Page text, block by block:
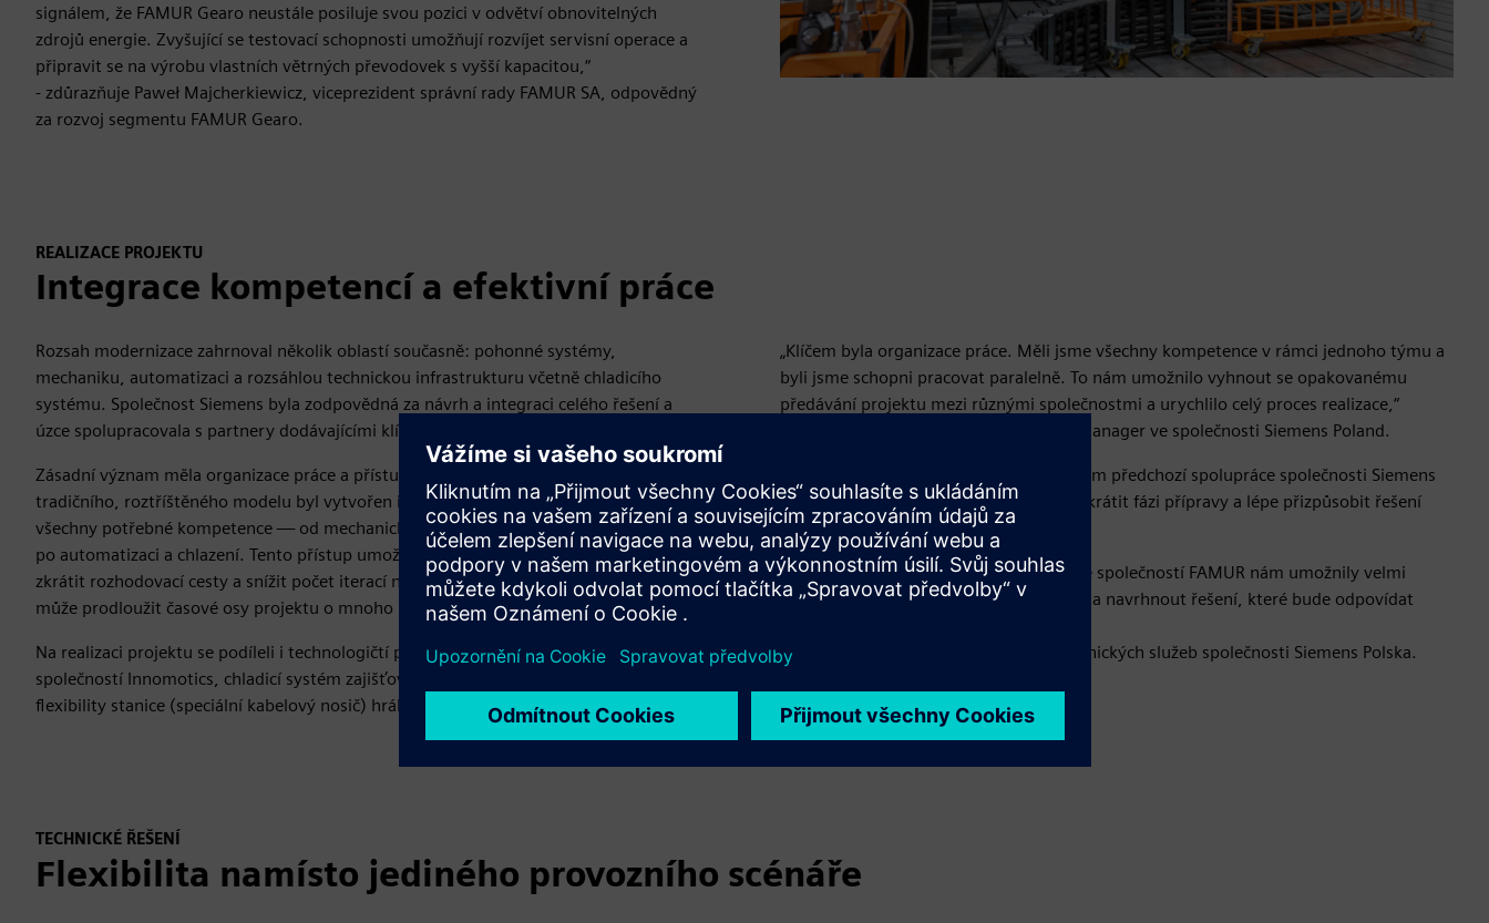
signálem, že FAMUR Gearo neustále posiluje svou pozici v odvětví obnovitelných
zdrojů energie. Zvyšující se testovací schopnosti umožňují rozvíjet servisní operace a
připravit se na výrobu vlastních větrných převodovek s vyšší kapacitou,“
- zdůrazňuje Paweł Majcherkiewicz, viceprezident správní rady FAMUR SA, odpovědný
za rozvoj segmentu FAMUR Gearo.
REALIZACE PROJEKTU
Integrace kompetencí a efektivní práce
Rozsah modernizace zahrnoval několik oblastí současně: pohonné systémy,
mechaniku, automatizaci a rozsáhlou technickou infrastrukturu včetně chladicího
systému. Společnost Siemens byla zodpovědná za návrh a integraci celého řešení a
úzce spolupracovala s partnery dodávajícími klíčové komponenty.
Zásadní význam měla organizace práce a přístup k realizaci projektu. Namísto
tradičního, roztříštěného modelu byl vytvořen integrovaný tým, který zahrnoval
všechny potřebné kompetence — od mechanického návrhu a elektrických systémů až
po automatizaci a chlazení. Tento přístup umožnil provádět práce paralelně, výrazně
zkrátit rozhodovací cesty a snížit počet iterací návrhu, což za standardních podmínek
může prodloužit časové osy projektu o mnoho měsíců.
Na realizaci projektu se podíleli i technologičtí partneři. Motory byly dodávány
společností Innomotics, chladicí systém zajišťovala Sigma, zatímco v oblasti mobility a
flexibility stanice (speciální kabelový nosič) hrála klíčovou roli spolupráce s Igus.
„Klíčem byla organizace práce. Měli jsme všechny kompetence v rámci jednoho týmu a
byli jsme schopni pracovat paralelně. To nám umožnilo vyhnout se opakovanému
předávání projektu mezi různými společnostmi a urychlilo celý proces realizace,“
vysvětlil Marcin Nowicki, Key Account Manager ve společnosti Siemens Poland.
Projekt byl také přirozeným pokračováním předchozí spolupráce společnosti Siemens
se společností FAMUR, která umožnila zkrátit fázi přípravy a lépe přizpůsobit řešení
potřebám klienta.
„Naše zkušenosti a dřívější spolupráce se společností FAMUR nám umožnily velmi
dobře porozumět požadavkům projektu a navrhnout řešení, které bude odpovídat
zdůrazňuje Tomasz Lazar, vedoucí zákaznických služeb společnosti Siemens Polska.
TECHNICKÉ ŘEŠENÍ
Flexibilita namísto jediného provozního scénáře